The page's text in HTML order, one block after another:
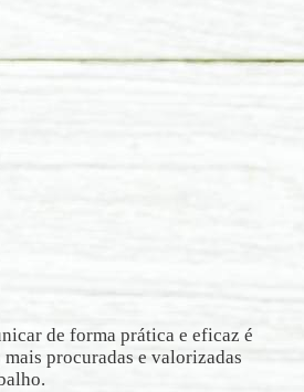
de forma prática e eficaz é
procuradas e valorizadas